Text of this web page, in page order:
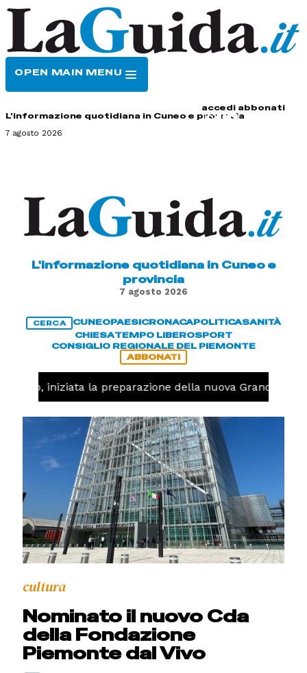
OPEN MAIN MENU
accedi abbonati
L'informazione quotidiana in Cuneo e provincia
7 agosto 2026
L'informazione quotidiana in Cuneo e
provincia
7 agosto 2026
CERCA CUNEOPAESICRONACAPOLITICASANITÀ
CHIESATEMPO LIBEROSPORT
CONSIGLIO REGIONALE DEL PIEMONTE
ABBONATI
iniziata la preparazione della nuova Granda Volley
cultura
Nominato il nuovo Cda
della Fondazione
Piemonte dal Vivo